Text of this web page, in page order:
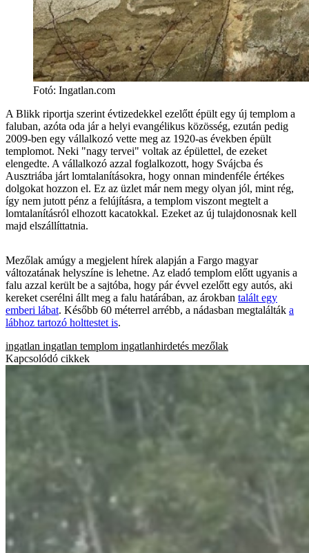
Fotó: Ingatlan.com
A Blikk riportja szerint évtizedekkel ezelőtt épült egy új templom a
faluban, azóta oda jár a helyi evangélikus közösség, ezután pedig
2009-ben egy vállalkozó vette meg az 1920-as években épült
templomot. Neki "nagy tervei" voltak az épülettel, de ezeket
elengedte. A vállalkozó azzal foglalkozott, hogy Svájcba és
Ausztriába járt lomtalanításokra, hogy onnan mindenféle értékes
dolgokat hozzon el. Ez az üzlet már nem megy olyan jól, mint rég,
így nem jutott pénz a felújításra, a templom viszont megtelt a
lomtalanításról elhozott kacatokkal. Ezeket az új tulajdonosnak kell
majd elszállíttatnia.
Mezőlak amúgy a megjelent hírek alapján a Fargo magyar
változatának helyszíne is lehetne. Az eladó templom előtt ugyanis a
falu azzal került be a sajtóba, hogy pár évvel ezelőtt egy autós, aki
kereket cserélni állt meg a falu határában, az árokban talált egy
emberi lábat. Később 60 méterrel arrébb, a nádasban megtalálták a
lábhoz tartozó holttestet is.
ingatlan ingatlan templom ingatlanhirdetés mezőlak
Kapcsolódó cikkek